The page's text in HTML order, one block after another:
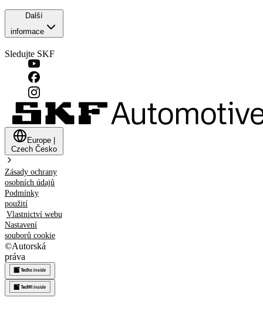
Další
informace
Sledujte SKF
Europe
Czech Česko
Zásady ochrany
osobních údajů
Podmínky
použití
Vlastnictví webu
Nastavení
souborů cookie
©Autorská
práva